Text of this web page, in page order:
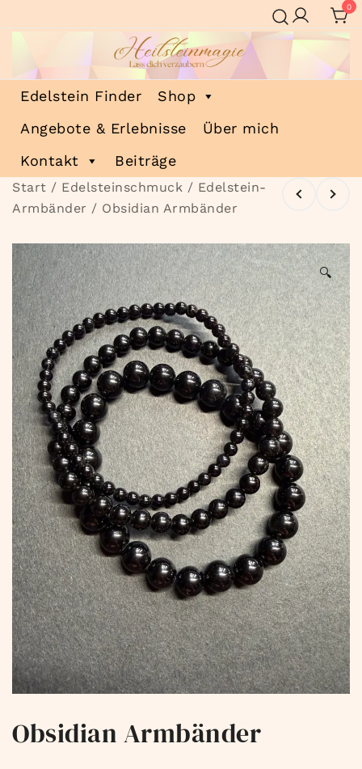
Inhalt
0
Heilsteinmagie
Lass dich verzaubern
Edelstein Finder
Shop
Angebote & Erlebnisse
Über mich
Kontakt
Beiträge
Start / Edelsteinschmuck / Edelstein-
Armbänder / Obsidian Armbänder
🔍
Obsidian Armbänder